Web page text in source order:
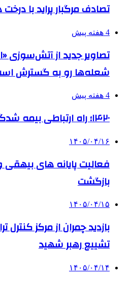
تصادف مرگبار پراید با درخت
4 هفته پیش
تصاویر جدید از آتش‌سوزی
شعله‌ها رو به گسترش
4 هفته پیش
۱۴۲۰؛ راه ارتباطی بیمه شدگان تأمین‌اجتماعی
۱۴۰۵/۰۴/۱۶
فعالیت پایانه های
بازگشت
۱۴۰۵/۰۴/۱۵
بازدید چمران از مرکز
تشییع رهبر شهید
۱۴۰۵/۰۴/۱۴